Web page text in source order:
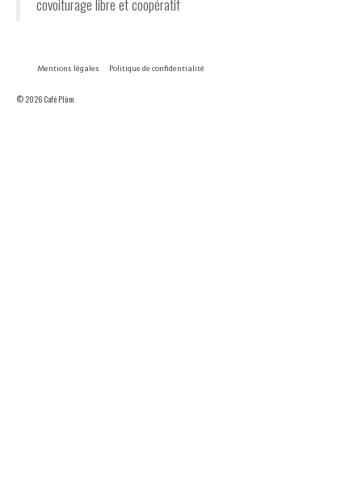
Mentions légales Politique de confidentialité
© 2026 Café Plùm